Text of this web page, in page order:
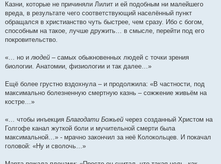
Казни, которые не причиняли Лилит и ей подобным ни малейшего
вреда, в результате чего соответствующий населённый пункт
обращался в христианство чуть быстрее, чем сразу. Ибо с богом,
способным на такое, лучше дружить… в смысле, перейти под его
покровительство.
«… но илюдей – самых обыкновенных людей с точки зрения
биологии. Анатомии, физиологии и так далее…»
Ещё более грустно вздохнула – и продолжила: «В частности, под
максимально болезненную смертную казнь – сожжение живьём на
костре…»
«… чтобы инъекция Благодати Божьей через созданный Христом на
Голгофе канал жуткой боли и мучительной смерти была
максимальной…» - мрачно закончил за неё Колокольцев. И покачал
головой: «Ну и сволочь…»